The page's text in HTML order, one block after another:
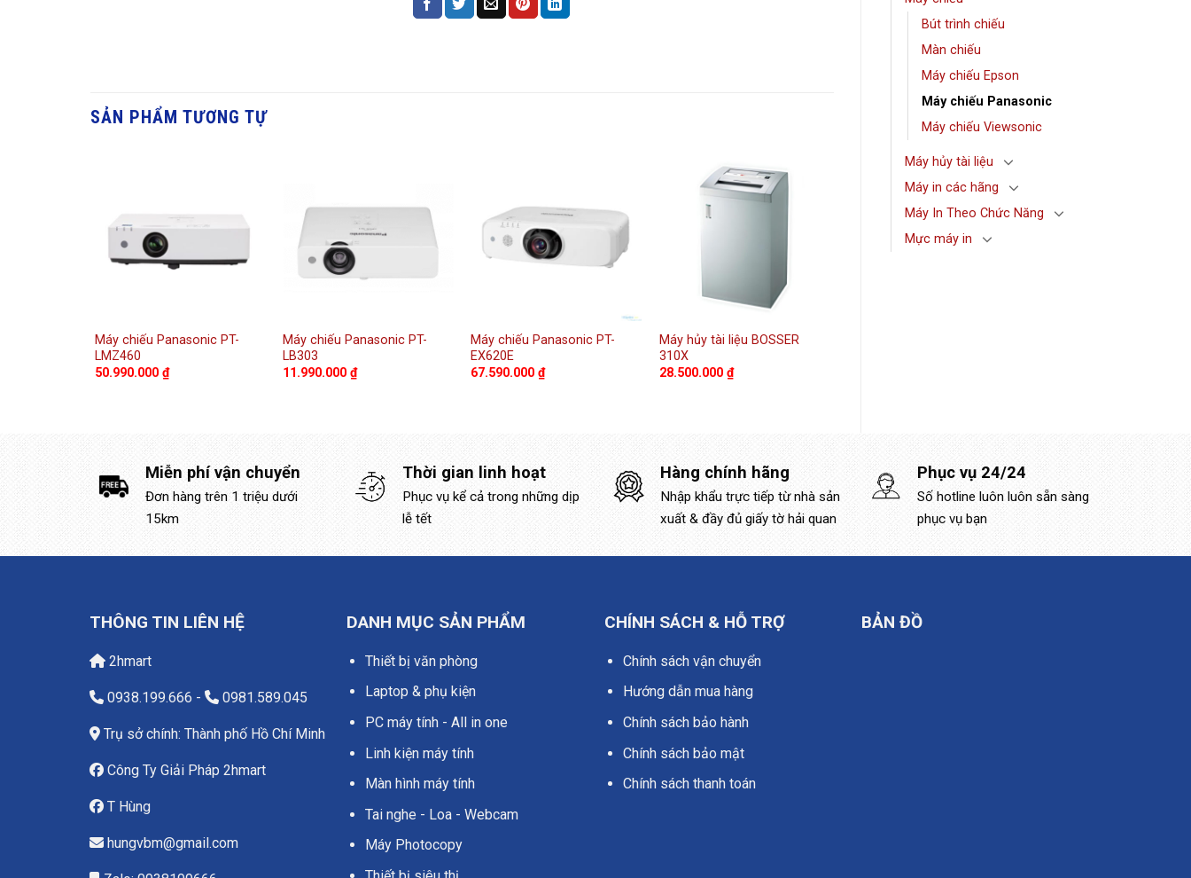
Bút trình chiếu
Màn chiếu
Máy chiếu Epson
Máy chiếu Panasonic
Máy chiếu Viewsonic
Máy hủy tài liệu
Máy in các hãng
Máy In Theo Chức Năng
Mực máy in
SẢN PHẨM TƯƠNG TỰ
Máy chiếu Panasonic PT-
LMZ460
50.990.000 ₫
Máy chiếu Panasonic PT-
LB303
11.990.000₫
Máy chiếu Panasonic PT-
EX620E
67.590.000₫
Máy hủy tài liệu BOSSER
310X
28.500.000 ₫
Miễn phí vận chuyển
Đơn hàng trên 1 triệu dưới
15km
Thời gian linh hoạt
Phục vụ kể cả trong những dịp
lễ tết
Hàng chính hãng
Nhập khẩu trực tiếp từ nhà sản
xuất & đầy đủ giấy tờ hải quan
Phục vụ 24/24
Số hotline luôn luôn sẵn sàng
phục vụ bạn
THÔNG TIN LIÊN HỆ
2hmart
0938.199.666 - 0981.589.045
Trụ sở chính: Thành phố Hồ Chí Minh
Công Ty Giải Pháp 2hmart
T Hùng
hungvbm@gmail.com
DANH MỤC SẢN PHẨM
Thiết bị văn phòng
Laptop & phụ kiện
PC máy tính - All in one
Linh kiện máy tính
Màn hình máy tính
Tai nghe - Loa - Webcam
Máy Photocopy
CHÍNH SÁCH & HỖ TRỢ
Chính sách vận chuyển
Hướng dẫn mua hàng
Chính sách bảo hành
Chính sách bảo mật
Chính sách thanh toán
BẢN ĐỒ